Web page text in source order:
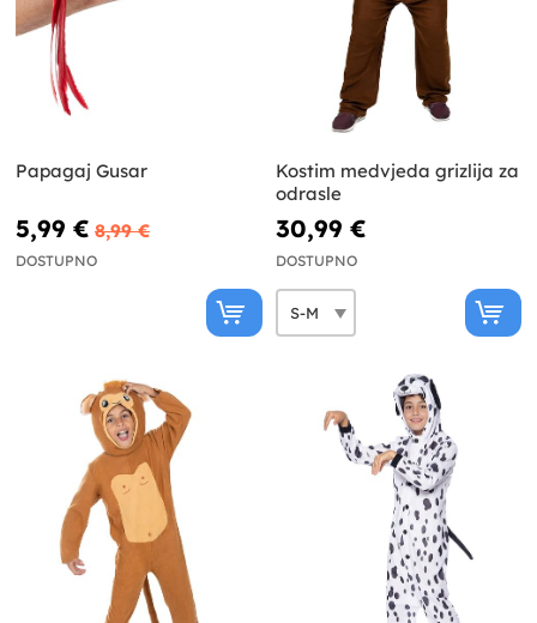
Papagaj Gusar
5,99 € 8,99 €
DOSTUPNO
Kostim medvjeda grizlija za
odrasle
30,99 €
DOSTUPNO